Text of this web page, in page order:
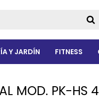
Y JARDÍN FITNESS
MOD. PK-HS